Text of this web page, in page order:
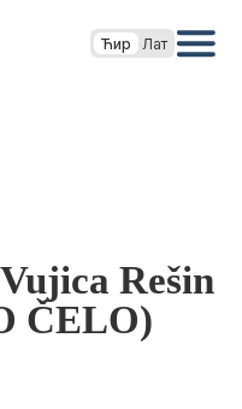
Ћир Лат
Rešin
ČELO)